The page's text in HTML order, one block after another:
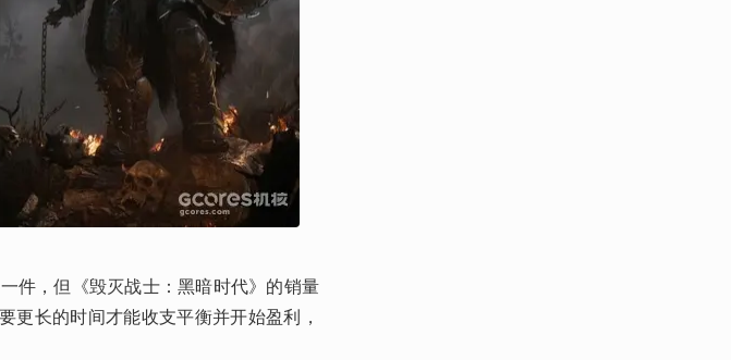
件，但《毁灭战士：黑暗时代》的销量
更长的时间才能收支平衡并开始盈利，